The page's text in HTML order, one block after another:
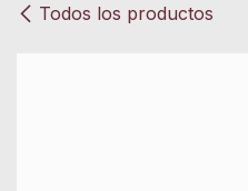
Todos los productos